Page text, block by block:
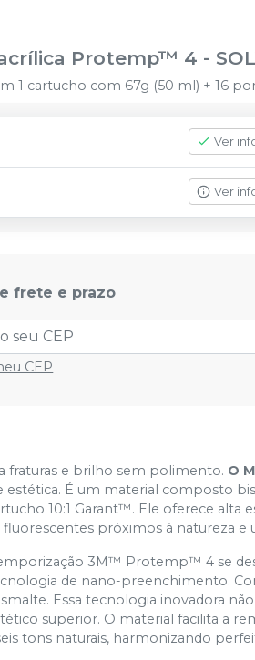
Protemp™ 4 -
1 cartucho com 67g (50 ml) + 16
Ver
Ver
frete e prazo
CEP
fraturas e brilho sem polimento. O
estética. É um material composto
10:1 Garant™. Ele oferece alta
próximos à natureza
3M™ Protemp™ 4 se
de nano-preenchimento.
Essa tecnologia inovadora
superior. O material facilita a
tons naturais, harmonizando